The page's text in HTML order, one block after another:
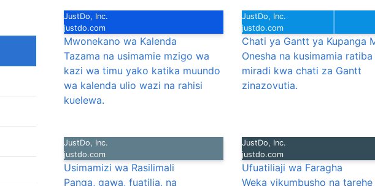
JustDo, Inc.
justdo.com
Mwonekano wa Kalenda
Tazama na usimamie mzigo wa
kazi wa timu yako katika muundo
wa kalenda ulio wazi na rahisi
kuelewa.
JustDo, Inc.
justdo.com
Chati ya Gantt ya Kupanga
Onesha na kusimamia ratiba
miradi kwa chati za Gantt
zinazovutia.
JustDo, Inc.
justdo.com
Usimamizi wa Rasilimali
Panga, gawa, fuatilia, na
JustDo, Inc.
justdo.com
Ufuatiliaji wa Faragha
Weka vikumbusho na tarehe